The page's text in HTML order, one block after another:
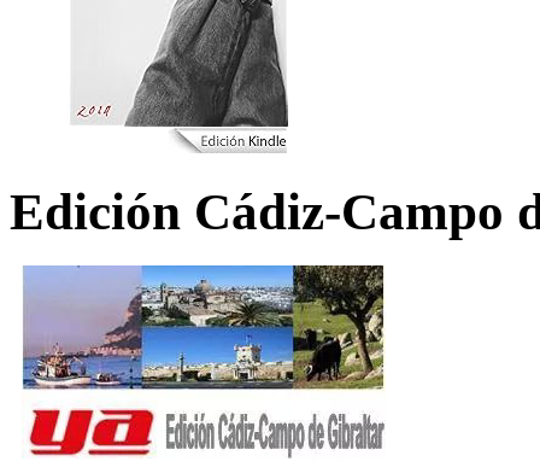
Edición Cádiz-Campo